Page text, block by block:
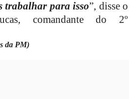
trabalhar para isso”, disse o
comandante do 2º
da PM)